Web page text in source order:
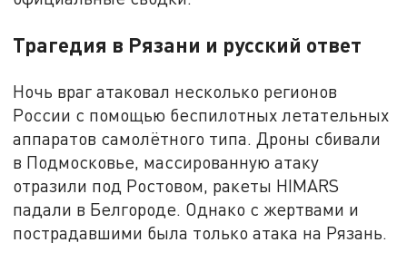
Трагедия в Рязани и русский ответ
Ночь враг атаковал несколько регионов
России с помощью беспилотных летательных
аппаратов самолётного типа. Дроны сбивали
в Подмосковье, массированную атаку
отразили под Ростовом, ракеты HIMARS
падали в Белгороде. Однако с жертвами и
пострадавшими была только атака на Рязань.